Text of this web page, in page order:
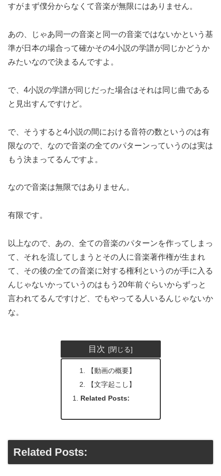
すがまず僕分からなくて音楽が無限にはありません。
あの、じゃあ同一の音楽と同一の音楽ではないかという基
準が日本の場合って確かその4小説の学譜が同じかどうか
みたいなので決まるんですよ。
で、4小説の学譜が同じだった場合はそれは同じ曲である
と見出すんですけど。
で、そうすると4小説の間における音符の数というのは有
限なので、なので音楽の全てのパターンっていうのは実は
もう決まってるんですよ。
なので音楽は無限ではありません。
有限です。
以上なので、あの、全ての音楽のパターンを作ってしまっ
て、それを流してしまうとその人に音楽著作権が生まれ
て、その後の全ての音楽に対する権利というのが手に入る
んじゃないかっていうのはもう20年前ぐらいからずっと
言われてるんですけど、でもやってる人いるんじゃないか
な。
目次
【動画の概要】
【文字起こし】
Related Posts:
Related Posts: